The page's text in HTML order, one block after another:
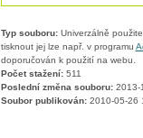
Typ souboru:Univerzálně
tisknout jej lze např. v programu
doporučován k použití na webu.
Počet stažení:511
Poslední změna souboru:2013-
Soubor publikován:2010-05-26